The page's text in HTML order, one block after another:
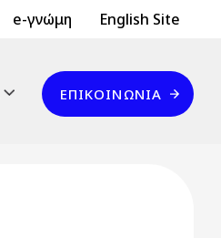
e-γνώμη Header Top
English Site
Επικοινωνία
ΕΠΙΚΟΙΝΩΝΊΑ